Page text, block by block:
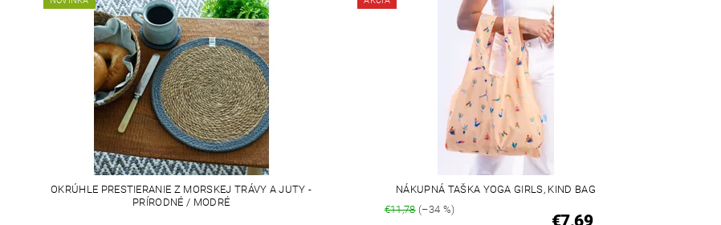
OKRÚHLE PRESTIERANIE Z MORSKEJ TRÁVY A JUTY -
PRÍRODNÉ / MODRÉ
NÁKUPNÁ TAŠKA YOGA GIRLS, KIND BAG
€11,78(–34 %)
€7,69